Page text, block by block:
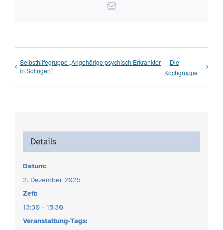
Email
Selbsthilfegruppe „Angehörige psychisch Erkrankter
in Solingen“
Die
Kochgruppe
Details
Datum:
2. Dezember 2025
Zeit:
13:30 - 15:30
Veranstaltung-Tags: